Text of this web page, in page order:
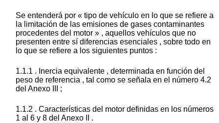
Se entenderá por « tipo de vehículo en lo que se refiere a
la limitación de las emisiones de gases contaminantes
procedentes del motor » , aquellos vehículos que no
presenten entre sí diferencias esenciales , sobre todo en
lo que se refiere a los siguientes puntos :
1.1.1 . Inercia equivalente , determinada en función del
peso de referencia , tal como se señala en el número 4.2
del Anexo III ;
1.1.2 . Características del motor definidas en los números
1 al 6 y 8 del Anexo II .